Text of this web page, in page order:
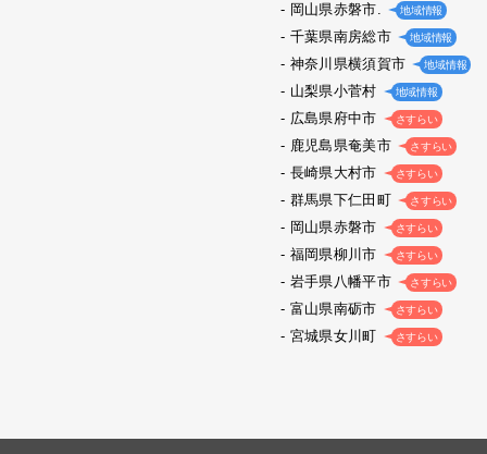
岡山県赤磐市. 地域情報
千葉県南房総市 地域情報
神奈川県横須賀市 地域情報
山梨県小菅村 地域情報
広島県府中市 さすらい
鹿児島県奄美市 さすらい
長崎県大村市 さすらい
群馬県下仁田町 さすらい
岡山県赤磐市 さすらい
福岡県柳川市 さすらい
岩手県八幡平市 さすらい
富山県南砺市 さすらい
宮城県女川町 さすらい